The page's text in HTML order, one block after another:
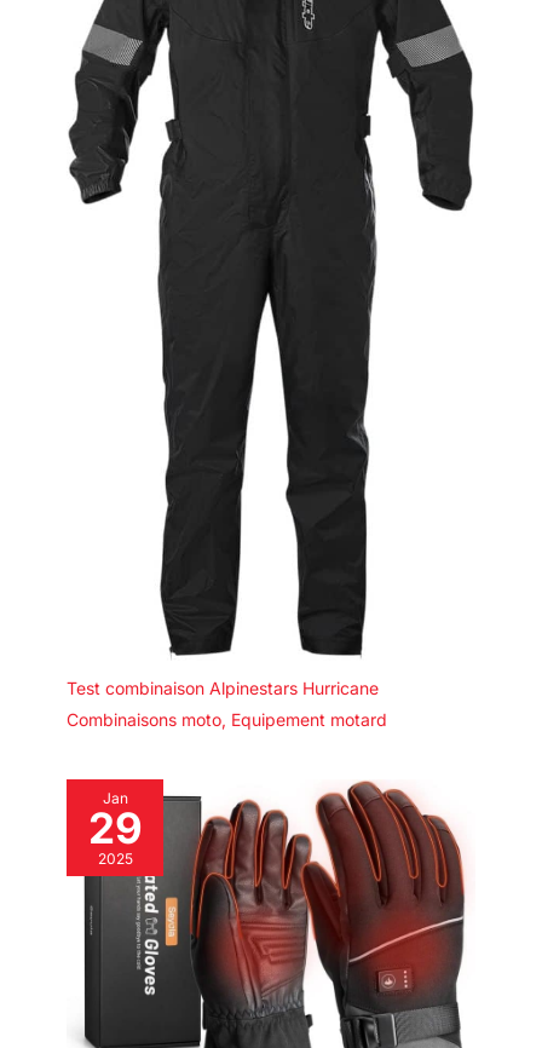
Test combinaison Alpinestars Hurricane
Combinaisons moto, Equipement motard
Jan
29
2025